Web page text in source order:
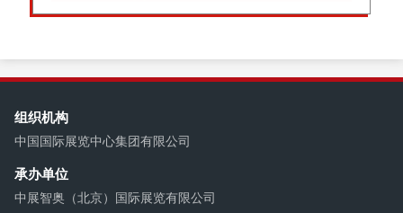
组织机构
中国国际展览中心集团有限公司
承办单位
中展智奥（北京）国际展览有限公司